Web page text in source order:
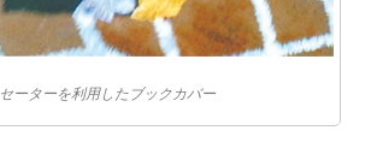
セーターを利用したブックカバー